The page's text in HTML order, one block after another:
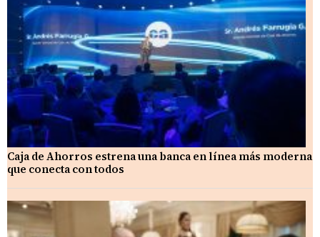
Caja de Ahorros estrena una banca en línea más moderna
que conecta con todos